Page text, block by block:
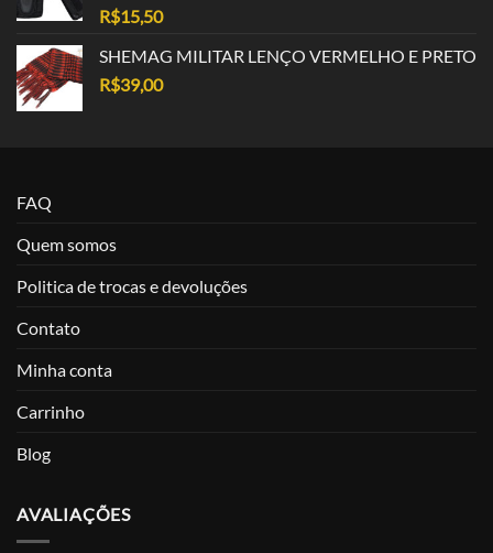
R$15,50
SHEMAG MILITAR LENÇO VERMELHO E PRETO
R$39,00
FAQ
Quem somos
Politica de trocas e devoluções
Contato
Minha conta
Carrinho
Blog
AVALIAÇÕES